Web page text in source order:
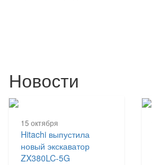
Новости
15 октября
Hitachi выпустила
новый экскаватор
ZX380LC-5G